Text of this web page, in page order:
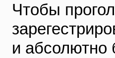
Чтобы
и абсолютно